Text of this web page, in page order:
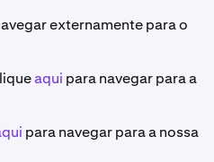
externamente para o
aqui para navegar para a
para navegar para a nossa